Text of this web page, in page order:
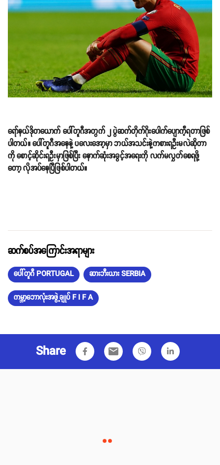
ရော်နယ်ဒိုတယောက် ပေါ်တူဂီအတွက် ၂ ပွဲဆက်တိုက်ဂိုးပေါက်ပျောက်ဲ့ရတာဖြစ်
ပါတယ်။ ပေါ်တူဂီအနေနဲ့ ပလေးအော့မှာ ဘယ်အသင်းနဲ့ကစားရဦးမလဲဆိုတာ
ကို စောင့်ဆိုင်းရဦးမှာဖြစ်ပြီး နောက်ဆုံးအခွင့်အရေးကို လက်မလွှတ်စေရဖို့
တော့ လိုအပ်နေပြီဖြစ်ပါတယ်။
ဆက်စပ်အကြောင်းအရာများ
ပေါ်တူဂီ PORTUGAL ဆားဘီးယား SERBIA
ကမ္ဘာ့ဘောလုံးအဖွဲ့ချုပ် F I F A
Share email